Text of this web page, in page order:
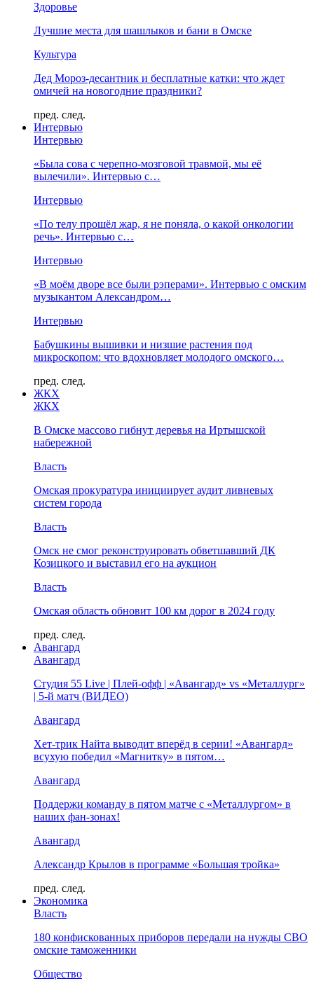
Здоровье
Лучшие места для шашлыков и бани в Омске
Культура
Дед Мороз-десантник и бесплатные катки: что ждет
омичей на новогодние праздники?
пред. след.
Интервью
Интервью
«Была сова с черепно-мозговой травмой, мы её
вылечили». Интервью с…
Интервью
«По телу прошёл жар, я не поняла, о какой онкологии
речь». Интервью с…
Интервью
«В моём дворе все были рэперами». Интервью с омским
музыкантом Александром…
Интервью
Бабушкины вышивки и низшие растения под
микроскопом: что вдохновляет молодого омского…
пред. след.
ЖКХ
ЖКХ
В Омске массово гибнут деревья на Иртышской
набережной
Власть
Омская прокуратура инициирует аудит ливневых
систем города
Власть
Омск не смог реконструировать обветшавший ДК
Козицкого и выставил его на аукцион
Власть
Омская область обновит 100 км дорог в 2024 году
пред. след.
Авангард
Авангард
Студия 55 Live | Плей-офф | «Авангард» vs «Металлург»
| 5-й матч (ВИДЕО)
Авангард
Хет-трик Найта выводит вперёд в серии! «Авангард»
всухую победил «Магнитку» в пятом…
Авангард
Поддержи команду в пятом матче с «Металлургом» в
наших фан-зонах!
Авангард
Александр Крылов в программе «Большая тройка»
пред. след.
Экономика
Власть
180 конфискованных приборов передали на нужды СВО
омские таможенники
Общество